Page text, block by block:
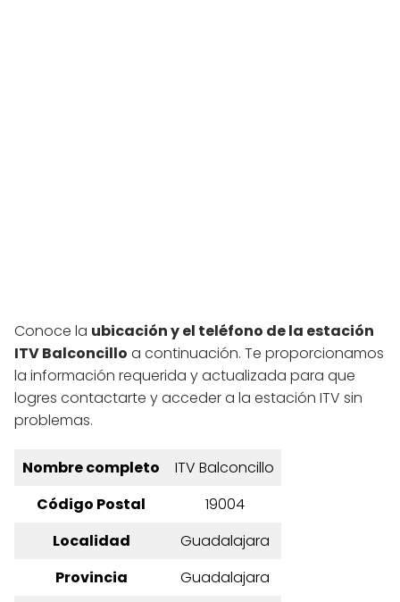
Conoce la ubicación y el teléfono de la estación
ITV Balconcillo a continuación. Te proporcionamos
la información requerida y actualizada para que
logres contactarte y acceder a la estación ITV sin
problemas.
Nombre completo
ITV Balconcillo
Código Postal
19004
Localidad
Guadalajara
Provincia
Guadalajara